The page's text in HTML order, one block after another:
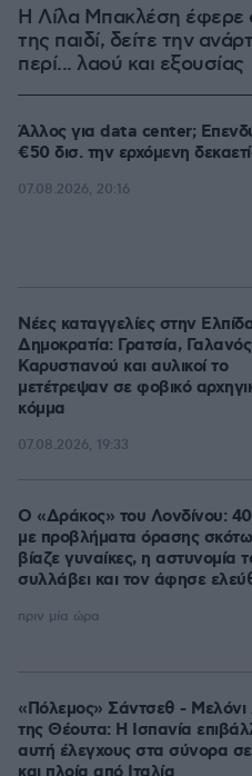
Η Λίλα Μπακλέση έφερε
της παιδί, δείτε την
περί... λαού και εξουσίας
Άλλος για data center;
€50 δισ. την ερχόμενη
07.08.2026, 20:16
Νέες καταγγελίες στην
Δημοκρατία: Γρατσία,
Καρυστιανού και αυλικοί το
μετέτρεψαν σε φοβικό
κόμμα
07.08.2026, 19:33
Ο «Δράκος» του Λονδίνου:
με προβλήματα όρασης
βίαζε γυναίκες, η αστυνομία
συλλάβει και τον άφησε
πριν μία ώρα
«Πόλεμος» Σάντσεθ -
της Θέουτα: Η Ισπανία
αυτή έλεγχους στα σύνορα σε